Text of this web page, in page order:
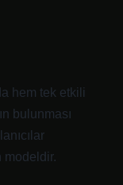
hem tek etkili
bulunması
modeldir.